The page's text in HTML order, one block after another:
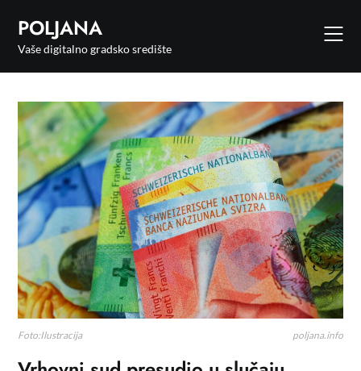
POLJANA
Vaše digitalno gradsko središte
Foto:Ilustracija